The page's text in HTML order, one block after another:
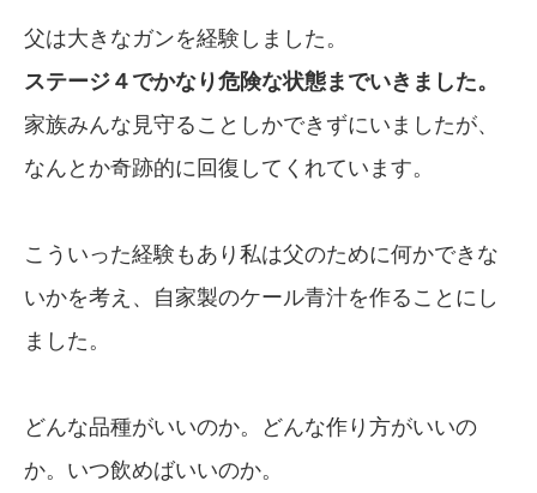
父は大きなガンを経験しました。
ステージ４でかなり危険な状態までいきました。
家族みんな見守ることしかできずにいましたが、
なんとか奇跡的に回復してくれています。
こういった経験もあり私は父のために何かできな
いかを考え、自家製のケール青汁を作ることにし
ました。
どんな品種がいいのか。どんな作り方がいいの
か。いつ飲めばいいのか。